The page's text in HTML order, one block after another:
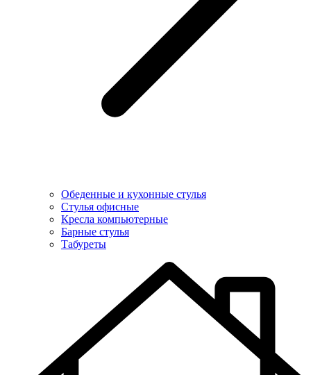
Обеденные и кухонные стулья
Стулья офисные
Кресла компьютерные
Барные стулья
Табуреты